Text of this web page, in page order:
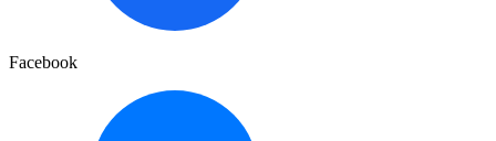
Facebook